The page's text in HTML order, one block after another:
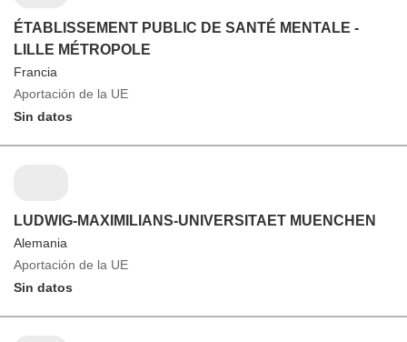
ÉTABLISSEMENT PUBLIC DE SANTÉ MENTALE -
LILLE MÉTROPOLE
Francia
Aportación de la UE
Sin datos
LUDWIG-MAXIMILIANS-UNIVERSITAET MUENCHEN
Alemania
Aportación de la UE
Sin datos